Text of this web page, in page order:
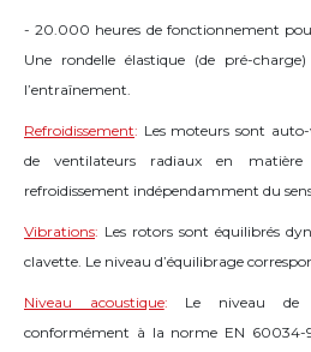
- 20.000 heures de fonctionnement
Une rondelle élastique (de pré-
l’entraînement.
Refroidissement: Les moteurs sont
de ventilateurs radiaux en
refroidissement indépendamment du
Vibrations: Les rotors sont équilibrés
clavette. Le niveau d’équilibrage
Niveau acoustique: Le niveau de
conformément à la norme EN